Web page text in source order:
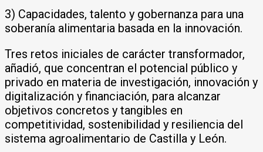
3) Capacidades, talento y gobernanza para una
soberanía alimentaria basada en la innovación.
Tres retos iniciales de carácter transformador,
añadió, que concentran el potencial público y
privado en materia de investigación, innovación y
digitalización y financiación, para alcanzar
objetivos concretos y tangibles en
competitividad, sostenibilidad y resiliencia del
sistema agroalimentario de Castilla y León.